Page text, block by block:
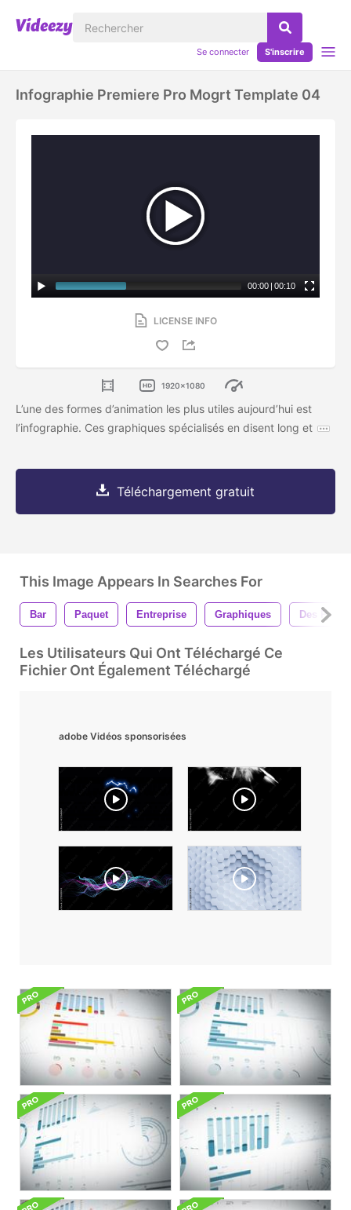
Se connecter S'inscrire
Infographie Premiere Pro Mogrt Template 04
00:00 | 00:10
LICENSE INFO
1920x1080
L’une des formes d’animation les plus utiles aujourd’hui est
l’infographie. Ces graphiques spécialisés en disent long et
Téléchargement gratuit
This Image Appears In Searches For
Bar Paquet Entreprise Graphiques Des Pays
Les Utilisateurs Qui Ont Téléchargé Ce
Fichier Ont Également Téléchargé
adobe Vidéos sponsorisées